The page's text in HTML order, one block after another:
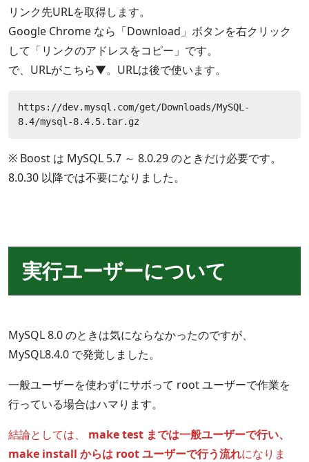
リンク先URLを取得します。
Google Chrome なら「Download」ボタンを右クリック
して「リンクのアドレスをコピー」です。
で、URLがこちら▼。URLは後で使います。
https://dev.mysql.com/get/Downloads/MySQL-
8.4/mysql-8.4.5.tar.gz
※ Boost は MySQL 5.7 ～ 8.0.29 のときだけ必要です。
8.0.30 以降では不要になりました。
実行ユーザーについて
MySQL 8.0 のときは気にならなかったのですが、
MySQL8.4.0 で発覚しました。
一般ユーザーを使わずにサボって root ユーザーで作業を
行っている場合はハマります。
結論としては、 make test までは一般ユーザーで行い、
make install からは root ユーザーで行う流れになりま